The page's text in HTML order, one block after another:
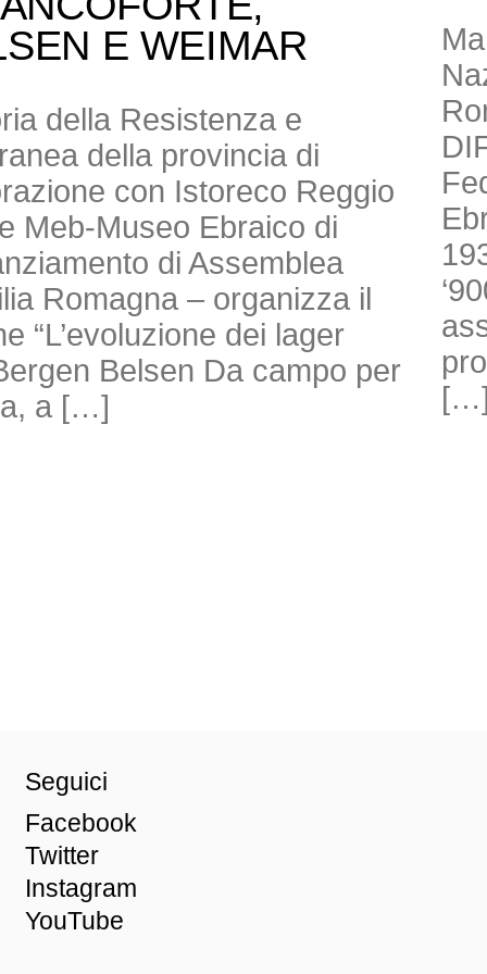
E WEIMAR
della Resistenza e
della provincia di
con Istoreco Reggio
Meb-Museo Ebraico di
di Assemblea
Romagna – organizza il
“L’evoluzione dei lager
Belsen Da campo per
a […]
Seguici
Facebook
Twitter
Instagram
YouTube